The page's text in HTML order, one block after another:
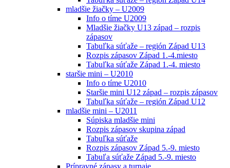
mladšie žiačky – U2009
Info o tíme U2009
Mladšie žiačky U13 západ – rozpis
zápasov
Tabuľka súťaže – región Západ U13
Rozpis zápasov Západ 1.-4.miesto
Tabuľka súťaže Západ 1.-4. miesto
staršie mini – U2010
Info o tíme U2010
Staršie mini U12 západ – rozpis zápasov
Tabuľka súťaže – región Západ U12
mladšie mini – U2011
Súpiska mladšie mini
Rozpis zápasov skupina západ
Tabuľka súťaže
Rozpis zápasov Západ 5.-9. miesto
Tabuľa súťaže Západ 5.-9. miesto
Prípravné zápasy a turnaje